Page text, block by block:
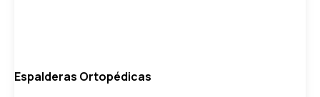
Espalderas Ortopédicas